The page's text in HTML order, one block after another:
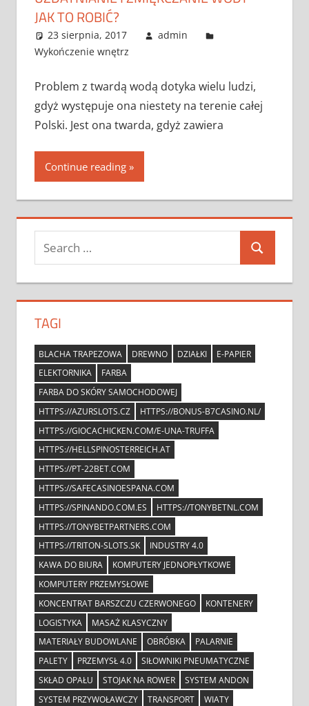
JAK TO ROBIĆ?
23 sierpnia, 2017
admin
Wykończenie wnętrz
Problem z twardą wodą dotyka wielu ludzi,
gdyż występuje ona niestety na terenie całej
Polski. Jest ona twarda, gdyż zawiera
Continue reading
Search
for:
Search
TAGI
BLACHA TRAPEZOWA DREWNO DZIAŁKI
E-PAPIER
ELEKTORNIKA
FARBA
FARBA DO SKÓRY SAMOCHODOWEJ
HTTPS://AZURSLOTS.CZ
HTTPS://BONUS-B7CASINO.NL/
HTTPS://GIOCACHICKEN.COM/E-UNA-TRUFFA
HTTPS://HELLSPINOSTERREICH.AT
HTTPS://PT-22BET.COM
HTTPS://SAFECASINOESPANA.COM
HTTPS://SPINANDO.COM.ES
HTTPS://TONYBETNL.COM
HTTPS://TONYBETPARTNERS.COM
HTTPS://TRITON-SLOTS.SK
INDUSTRY 4.0
KAWA DO BIURA
KOMPUTERY JEDNOPŁYTKOWE
KOMPUTERY PRZEMYSŁOWE
KONCENTRAT BARSZCZU CZERWONEGO
KONTENERY
LOGISTYKA
MASAŻ KLASYCZNY
MATERIAŁY BUDOWLANE
OBRÓBKA
PALARNIE
PALETY
PRZEMYSŁ 4.0
SIŁOWNIKI PNEUMATYCZNE
SKŁAD OPAŁU
STOJAK NA ROWER
SYSTEM ANDON
SYSTEM PRZYWOŁAWCZY
TRANSPORT
WIATY